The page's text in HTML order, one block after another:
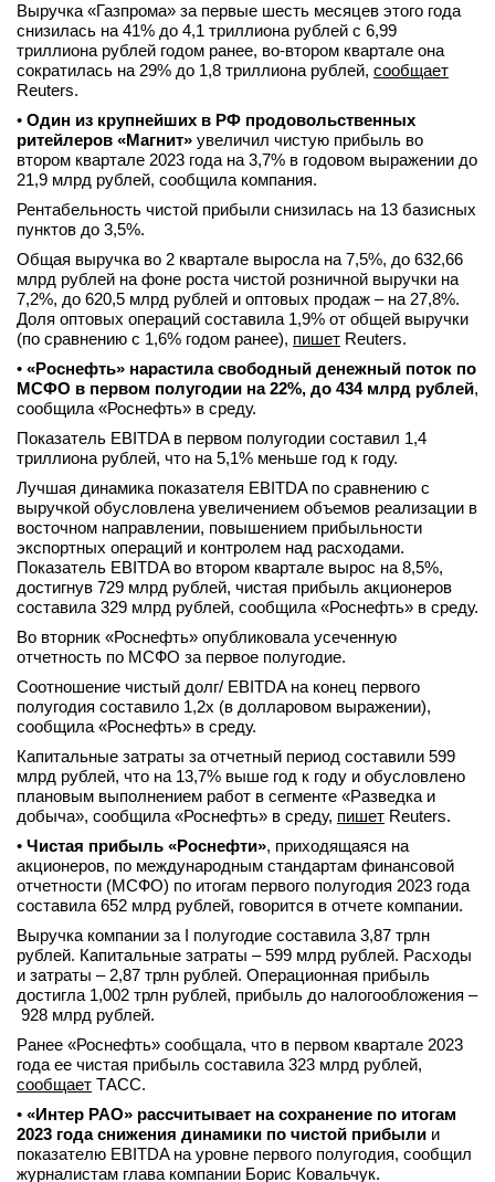
Выручка «Газпрома» за первые шесть месяцев этого года
снизилась на 41% до 4,1 триллиона рублей с 6,99
триллиона рублей годом ранее, во-втором квартале она
сократилась на 29% до 1,8 триллиона рублей, сообщает
Reuters.
• Один из крупнейших в РФ продовольственных
ритейлеров «Магнит» увеличил чистую прибыль во
втором квартале 2023 года на 3,7% в годовом выражении до
21,9 млрд рублей, сообщила компания.
Рентабельность чистой прибыли снизилась на 13 базисных
пунктов до 3,5%.
Общая выручка во 2 квартале выросла на 7,5%, до 632,66
млрд рублей на фоне роста чистой розничной выручки на
7,2%, до 620,5 млрд рублей и оптовых продаж – на 27,8%.
Доля оптовых операций составила 1,9% от общей выручки
(по сравнению с 1,6% годом ранее), пишет Reuters.
• «Роснефть» нарастила свободный денежный поток по
МСФО в первом полугодии на 22%, до 434 млрд рублей,
сообщила «Роснефть» в среду.
Показатель EBITDA в первом полугодии составил 1,4
триллиона рублей, что на 5,1% меньше год к году.
Лучшая динамика показателя EBITDA по сравнению с
выручкой обусловлена увеличением объемов реализации в
восточном направлении, повышением прибыльности
экспортных операций и контролем над расходами.
Показатель EBITDA во втором квартале вырос на 8,5%,
достигнув 729 млрд рублей, чистая прибыль акционеров
составила 329 млрд рублей, сообщила «Роснефть» в среду.
Во вторник «Роснефть» опубликовала усеченную
отчетность по МСФО за первое полугодие.
Соотношение чистый долг/ EBITDA на конец первого
полугодия составило 1,2х (в долларовом выражении),
сообщила «Роснефть» в среду.
Капитальные затраты за отчетный период составили 599
млрд рублей, что на 13,7% выше год к году и обусловлено
плановым выполнением работ в сегменте «Разведка и
добыча», сообщила «Роснефть» в среду, пишет Reuters.
• Чистая прибыль «Роснефти», приходящаяся на
акционеров, по международным стандартам финансовой
отчетности (МСФО) по итогам первого полугодия 2023 года
составила 652 млрд рублей, говорится в отчете компании.
Выручка компании за I полугодие составила 3,87 трлн
рублей. Капитальные затраты – 599 млрд рублей. Расходы
и затраты – 2,87 трлн рублей. Операционная прибыль
достигла 1,002 трлн рублей, прибыль до налогообложения –
928 млрд рублей.
Ранее «Роснефть» сообщала, что в первом квартале 2023
года ее чистая прибыль составила 323 млрд рублей,
сообщает ТАСС.
• «Интер РАО» рассчитывает на сохранение по итогам
2023 года снижения динамики по чистой прибыли и
показателю EBITDA на уровне первого полугодия, сообщил
журналистам глава компании Борис Ковальчук.